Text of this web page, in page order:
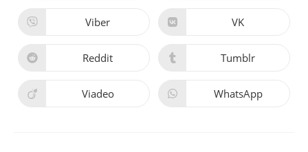
neuen
Fenster
neuen
Fenster
Öffnet
neuen
Fenster
Viber Öffnet
neuen
Fenster
VK
Öffnet
neuen
Fenster
Reddit Öffnet
neuen
Fenster
Tumblr
Öffnet
Viadeo Öffnet
WhatsApp